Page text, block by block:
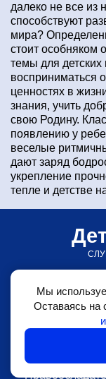
далеко не все из
способствуют
мира?
стоит особняком
темы для
восприниматься
ценностях в
знания, учить
свою Родину.
появлению у
веселые
дают заряд
укрепление
тепле и детстве
Детские песни
Блог
•
Мы
Оставаясь на